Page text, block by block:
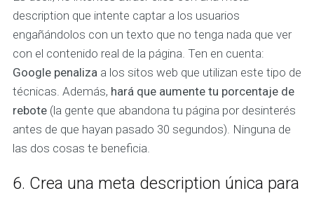
description que intente captar a los usuarios
engañándolos con un texto que no tenga nada que ver
con el contenido real de la página. Ten en cuenta:
Google penaliza a los sitos web que utilizan este tipo de
técnicas. Además, hará que aumente tu porcentaje de
rebote(la gente que abandona tu página por desinterés
antes de que hayan pasado 30 segundos). Ninguna de
las dos cosas te beneficia.
6. Crea una meta description única para